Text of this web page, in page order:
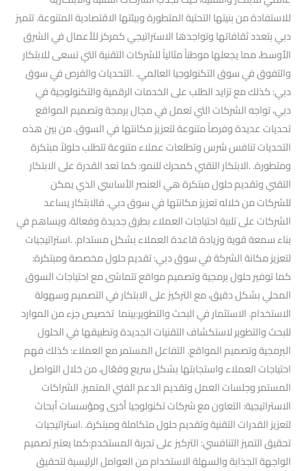
للاستفادة من بنيتها التحتية المتطورة وبيئتها الاقتصادية المتنوعة. تتميز
دبي بتعدد ثقافاتها وتواجدها الاستراتيجي كمركز للأعمال في الشرق
الأوسط، مما يجعلها موطناً مثالياً للشركات التقنية التي تسعى للابتكار
والتفوق في سوق التكنولوجيا العالمي. .التحديات والفرص في سوق
دبي: كذلك مع تزايد الطلب على الخدمات الرقمية والتكنولوجية في
دبي، تواجه الشركات التي تعمل في مجال برمجة وتصميم المواقع
تحديات عديدة وفرصاً متنوعة لتعزيز مكانتها في السوق. من بين هذه
التحديات تنافس شرس وتطلعات عملاء متنوعة تتطلب حلولاً مبتكرة
ومتطورة. .الابتكار التقني كمحرك للنمو: كما تعد القدرة على الابتكار
التقني وتقديم حلول مبتكرة هي العنصر الأساسي الذي يمكن
للشركات من خلاله تعزيز مكانتها في سوق دبي. فالابتكار يساعد
الشركات على تلبية احتياجات العملاء بطرق جديدة وفعالة، ويساهم في
بناء سمعة قوية وزيادة قاعدة العملاء بشكل مستدام. .استراتيجيات
لتعزيز مكانة الشركة في سوق دبي: تقديم حلول مخصصة ومبتكرة:
كما توفير حلول برمجية وتصميم مواقع تتماشى مع احتياجات السوق
المحلي بشكل دقيق، مع التركيز على الابتكار في التصميم وسهولة
الاستخدام. الاستثمار في البحث والتطوير:بينما تخصيص جزء من الموارد
للبحث والتطوير لاستكشاف التقنيات الجديدة وتطبيقها في الحلول
البرمجية وتصميم المواقع. التفاعل المستمر مع العملاء: كذلك فهم
احتياجات العملاء واستجابتها بشكل سريع وفعّال، من خلال التواصل
المستمر وجلسات العمل وتقديم الدعم الفني المتميز. الشراكات
الاستراتيجية: التعاون مع شركات تكنولوجيا أخرى ومؤسسات أبحاث
لتعزيز القدرات التقنية وتقديم حلول متكاملة ومبتكرة. .استراتيجيات
تحقيق التميز التنافسي: التركيز على تجربة المستخدم:كما يعتبر تصميم
الواجهة الجذابة والسهلة الاستخدام من العوامل الرئيسية لتحقيق